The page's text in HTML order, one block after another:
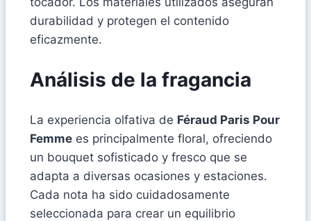
durabilidad y protegen el contenido
eficazmente.
Análisis de la fragancia
La experiencia olfativa de Féraud Paris Pour
Femme es principalmente floral, ofreciendo
un bouquet sofisticado y fresco que se
adapta a diversas ocasiones y estaciones.
Cada nota ha sido cuidadosamente
seleccionada para crear un equilibrio